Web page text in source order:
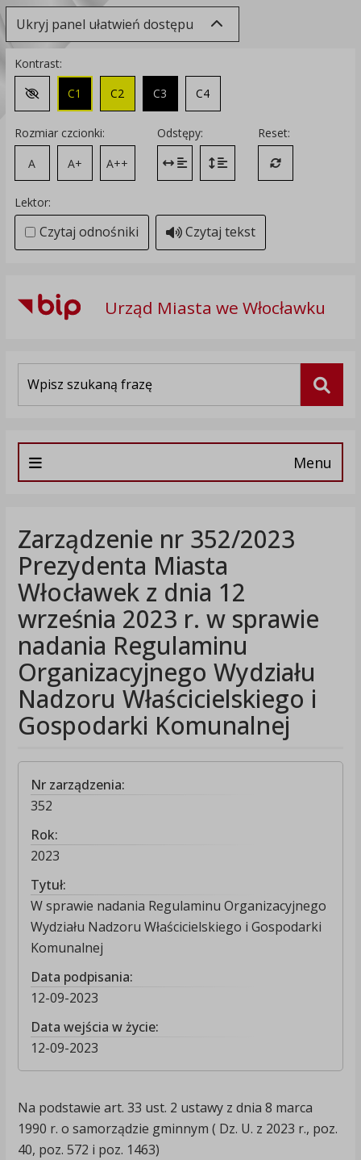
Ukryj panel ułatwień dostępu
Kontrast:
Zmień kontrast na domyślny
C1 C2 C3 C4
Rozmiar czcionki:
A
A+ A++
Odstępy:
Zmień odstęp między literami
Zmień interlinię i margines
Reset:
Przywróć
Lektor:
Czytaj odnośniki Czytaj tekst
Urząd Miasta we Włocławku
Menu
Zarządzenie nr 352/2023
Prezydenta Miasta
Włocławek z dnia 12
września 2023 r. w sprawie
nadania Regulaminu
Organizacyjnego Wydziału
Nadzoru Właścicielskiego i
Gospodarki Komunalnej
Nr zarządzenia:
352
Rok:
2023
Tytuł:
W sprawie nadania Regulaminu Organizacyjnego
Wydziału Nadzoru Właścicielskiego i Gospodarki
Komunalnej
Data podpisania:
12-09-2023
Data wejścia w życie:
12-09-2023
Na podstawie art. 33 ust. 2 ustawy z dnia 8 marca
1990 r. o samorządzie gminnym ( Dz. U. z 2023 r., poz.
40, poz. 572 i poz. 1463)